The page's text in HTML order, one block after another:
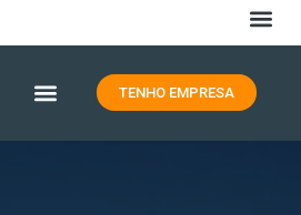
TENHO EMPRESA